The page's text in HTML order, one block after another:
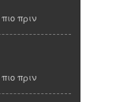
πιο πριν
πιο πριν